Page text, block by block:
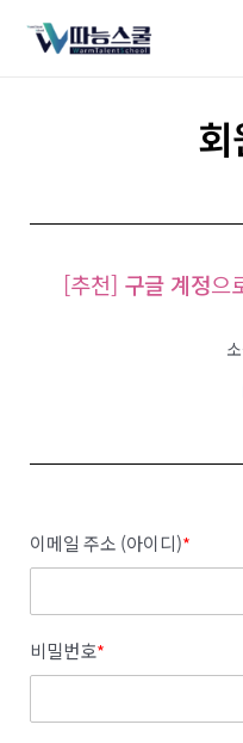
회
[추천] 구글 계정으
이메일 주소 (아이디)*
비밀번호*